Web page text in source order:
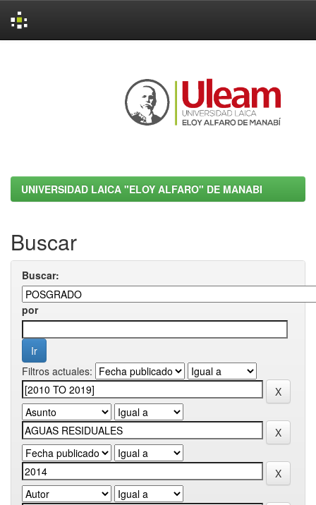
UNIVERSIDAD LAICA "ELOY ALFARO" DE MANABI
Buscar
Buscar:
por
Filtros actuales: